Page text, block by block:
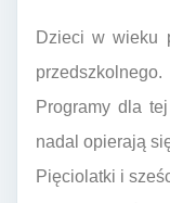
Dzieci w wieku
Programy dla
nadal opierają
Pięciolatki i